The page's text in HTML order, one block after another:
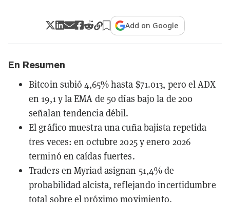
Add on Google
En Resumen
Bitcoin subió 4,65% hasta $71.013, pero el ADX
en 19,1 y la EMA de 50 días bajo la de 200
señalan tendencia débil.
El gráfico muestra una cuña bajista repetida
tres veces: en octubre 2025 y enero 2026
terminó en caídas fuertes.
Traders en Myriad asignan 51,4% de
probabilidad alcista, reflejando incertidumbre
total sobre el próximo movimiento.